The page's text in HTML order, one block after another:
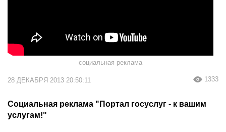
социальная реклама
28 ДЕКАБРЯ 2013 20:50:11 1333
Социальная реклама "Портал госуслуг - к вашим
услугам!"